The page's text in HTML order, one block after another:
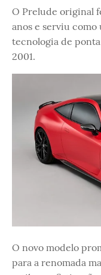
O Prelude original
anos e serviu
tecnologia de
2001.
O novo modelo
para a renomada